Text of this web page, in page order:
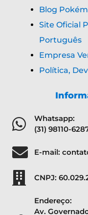
Blog
Site Oficial
Português
Empresa
Política,
Whatsapp:
(31) 98110-
E-mail:
CNPJ:
Endereço:
Av.